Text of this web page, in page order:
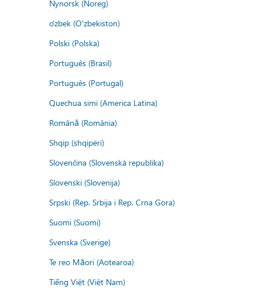
Nynorsk (Noreg)
o'zbek (O'zbekiston)
Polski (Polska)
Português (Brasil)
Português (Portugal)
Quechua simi (America Latina)
Română (România)
Shqip (shqipëri)
Slovenčina (Slovenská republika)
Slovenski (Slovenija)
Srpski (Rep. Srbija i Rep. Crna Gora)
Suomi (Suomi)
Svenska (Sverige)
Te reo Māori (Aotearoa)
Tiếng Việt (Việt Nam)